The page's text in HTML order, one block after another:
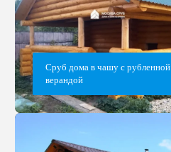
Сруб дома в чашу с рубленной
верандой